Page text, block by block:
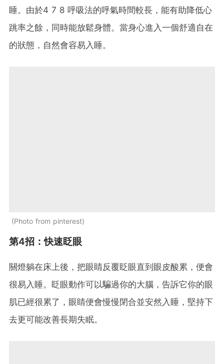
睡。由於4 7 8 呼吸法的呼氣時間較長，能有助降低心
跳率之餘，同時能放鬆身體。當身心進入一個舒適自在
的狀態，自然會容易入睡。
Photo from pinterest
第4招：快速眨眼
關燈躺在床上後，把眼睛反覆眨眼直到眼皮酸累，便會
很易入睡。眨眼動作可以騙過你的大腦，告訴它你的眼
肌已經很累了，眼睛便會慢慢閉合並安然入睡，堅持下
去更可能改善長期失眠。